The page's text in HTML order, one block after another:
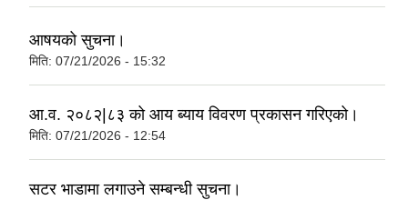
आषयको सुचना।
मिति: 07/21/2026 - 15:32
आ.व. २०८२|८३ को आय ब्याय विवरण प्रकासन गरिएको।
मिति: 07/21/2026 - 12:54
सटर भाडामा लगाउने सम्बन्धी सुचना।